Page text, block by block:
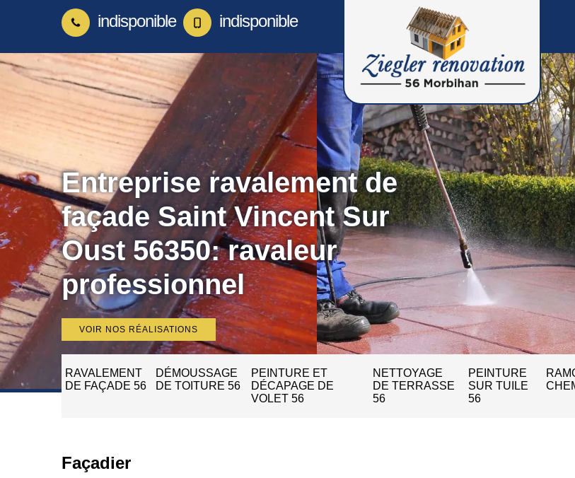
indisponible indisponible
Entreprise ravalement de
façade Saint Vincent Sur
Oust 56350: ravaleur
professionnel
VOIR NOS RÉALISATIONS
RAVALEMENT
DE FAÇADE 56
DÉMOUSSAGE
DE TOITURE 56
PEINTURE ET
DÉCAPAGE DE
VOLET 56
NETTOYAGE
DE TERRASSE
56
PEINTURE
SUR TUILE
56
Façadier